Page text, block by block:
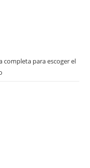
completa para escoger el